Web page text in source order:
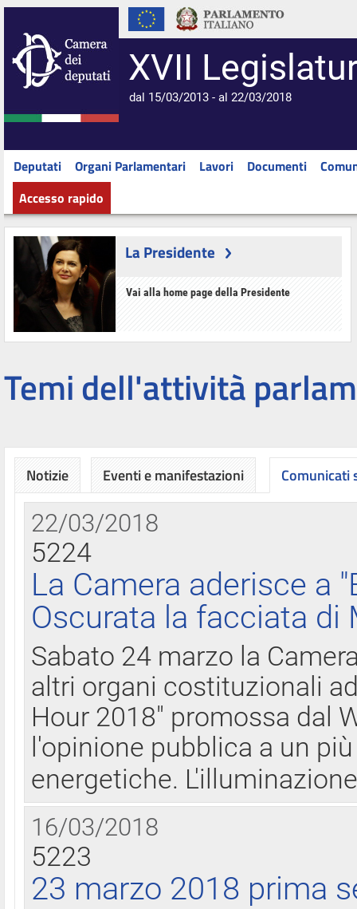
XVII
dal 15/03/2013 - al 22/03/2018
Deputati Organi Parlamentari Lavori Documenti
Accesso rapido
La Presidente
Vai alla home page della Presidente
Temi dell'attività
Notizie Eventi e manifestazioni Comunicati
22/03/2018
5224
La Camera aderisce a
Oscurata la facciata di
Sabato 24 marzo la
altri organi costituzionali
Hour 2018" promossa dal
l'opinione pubblica a un
energetiche.
16/03/2018
5223
23 marzo 2018 prima